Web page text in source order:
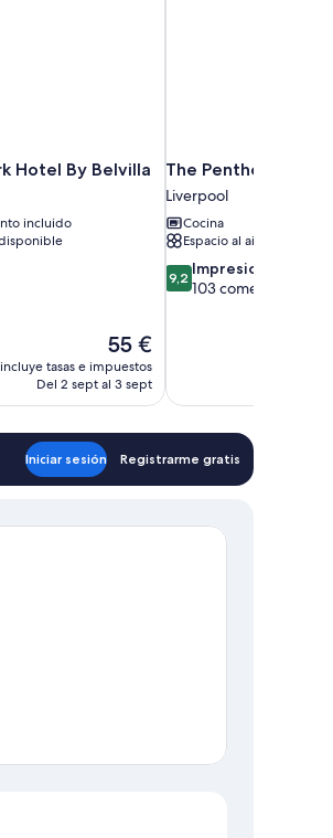
Hotel By Belvilla
incluido
El
precio
actual
55 €
55 €
incluye tasas e impuestos
Del 2 sept al 3 sept
The Penthouse
Liverpool
Cocina
Espacio al aire libre
9.2
sobre
9,2 Impresionante
103 comentarios
Iniciar sesión Registrarme gratis